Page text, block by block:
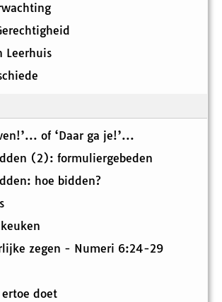
Leerhuis
of ‘Daar ga je!’...
(2): formuliergebeden
hoe bidden?
zegen - Numeri 6:24-29
doet